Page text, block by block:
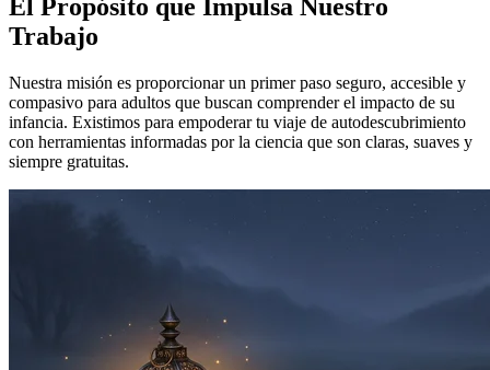
El Propósito que Impulsa Nuestro
Trabajo
Nuestra misión es proporcionar un primer paso seguro, accesible y
compasivo para adultos que buscan comprender el impacto de su
infancia. Existimos para empoderar tu viaje de autodescubrimiento
con herramientas informadas por la ciencia que son claras, suaves y
siempre gratuitas.